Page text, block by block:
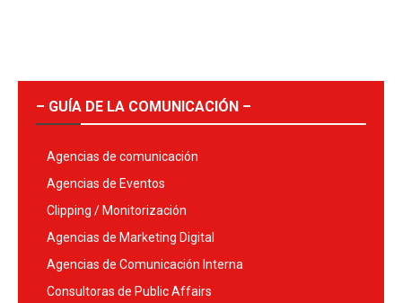
– GUÍA DE LA COMUNICACIÓN –
Agencias de comunicación
Agencias de Eventos
Clipping / Monitorización
Agencias de Marketing Digital
Agencias de Comunicación Interna
Consultoras de Public Affairs